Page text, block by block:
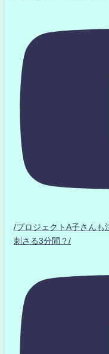
/プロジェクトA子さん
刺さる3分間？/